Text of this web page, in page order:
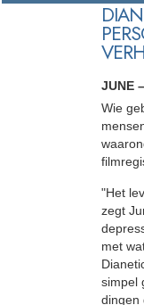
JUNE
Wie
"Het
zegt
met
simpel
dingen